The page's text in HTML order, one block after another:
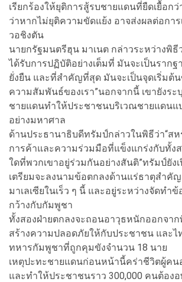
เรียกร้องให้ยุติการสู้รบชายแดนที่ยืดเยื้อก
ว่าหากไม่ยุติความขัดแย้ง อาจส่งผลต่อการ
วอชิงตัน
นายกรัฐมนตรีฮุน มาเนต กล่าวระหว่างพิธี
ได้รับการปฏิบัติอย่างเต็มที่ มันจะเป็นราก
ยั่งยืน และที่สำคัญที่สุด มันจะเป็นจุดเริ่มต้น
ความสัมพันธ์ของเรา”นอกจากนี้ เขายังระ
ชายแดนทำให้ประชาชนบริเวณชายแดนแ
อย่างมหาศาล
ด้านประธานาธิบดีทรัมป์กล่าวในพิธีว่า“สห
การค้าและความร่วมมือที่แข็งแกร่งกับทั้งส
ใดที่พวกเขาอยู่ร่วมกันอย่างสันติ”ทรัมป์ยังเ
เตรียมจะลงนามข้อตกลงด้านแร่ธาตุสำคั
มาเลเซียในเร็ว ๆ นี้ และอยู่ระหว่างจัดทำ
กว้างกับกัมพูชา
ทั้งสองฝ่ายตกลงจะถอนอาวุธหนักออกจา
สร้างความปลอดภัยให้กับประชาชน และไ
ทหารกัมพูชาที่ถูกคุมขังจำนวน 18 นาย
เหตุปะทะชายแดนก่อนหน้านี้คร่าชีวิตผู้คน
และทำให้ประชาชนราว 300,000 คนต้อง